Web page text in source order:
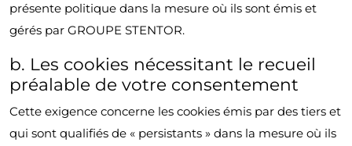
présente politique dans la mesure où ils sont émis et
gérés par GROUPE STENTOR.
b. Les cookies nécessitant le recueil
préalable de votre consentement
Cette exigence concerne les cookies émis par des tiers et
qui sont qualifiés de « persistants » dans la mesure où ils